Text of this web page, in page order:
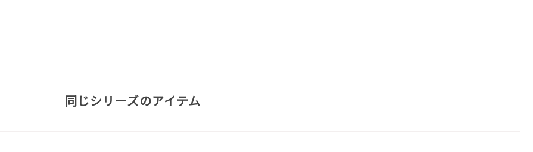
同じシリーズのアイテム